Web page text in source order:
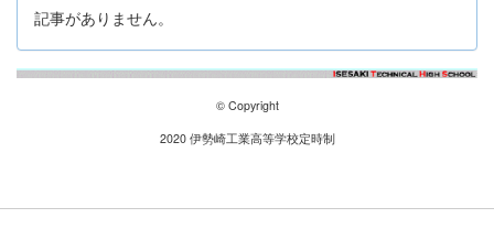
記事がありません。
© Copyright
2020 伊勢崎工業高等学校定時制